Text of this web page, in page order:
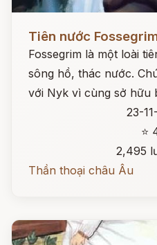
Tiên nước
Fossegrim là một loài
sông hồ, thác nước.
với Nyk vì cùng sở hữu
23-
⭐
2,495
Thần thoại châu Âu